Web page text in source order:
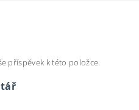
příspěvek k této položce.